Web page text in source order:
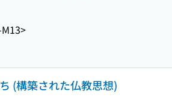
(構築された仏教思想)